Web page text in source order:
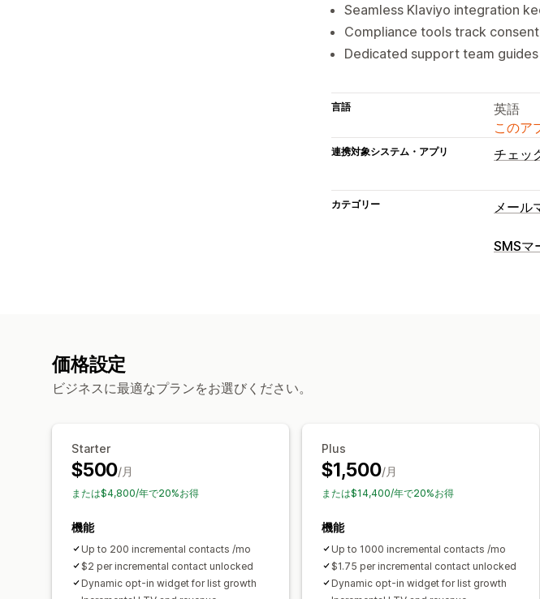
Seamless Klaviyo integration
Compliance tools track
Dedicated support team
言語
英語
このア
連携対象システム・アプリ チェッ
カテゴリー メール
キャン
SMSマ
価格設定
ビジネスに最適なプランをお選びください。
Starter
$500/月
または$4,800/年で20%お得
機能
Up to 200 incremental contacts /mo
$2 per incremental contact unlocked
Dynamic opt-in widget for list growth
Plus
$1,500/月
または$14,400/年で20%お得
機能
Up to 1000 incremental contacts /mo
$1.75 per incremental contact unlocked
Dynamic opt-in widget for list growth